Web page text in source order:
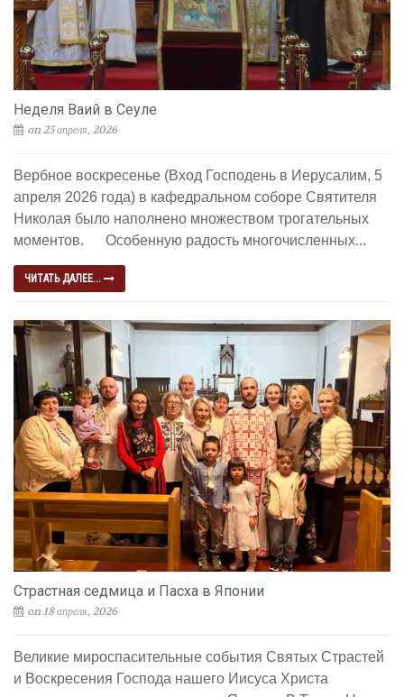
Неделя Ваий в Сеуле
on 25 апреля, 2026
Вербное воскресенье (Вход Господень в Иерусалим, 5
апреля 2026 года) в кафедральном соборе Святителя
Николая было наполнено множеством трогательных
моментов. Особенную радость многочисленных...
ЧИТАТЬ ДАЛЕЕ...
Страстная седмица и Пасха в Японии
on 18 апреля, 2026
Великие мироспасительные события Святых Страстей
и Воскресения Господа нашего Иисуса Христа